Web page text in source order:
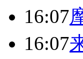
16:07
16:07